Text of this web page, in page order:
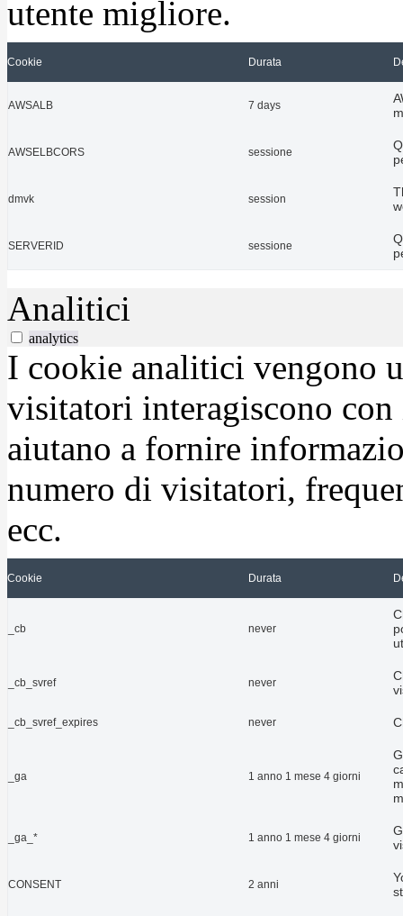
utente migliore.
Cookie Durata
AWSALB 7 days
AWSELBCORS sessione
dmvk session
SERVERID sessione
Analitici
analytics
I cookie analitici vengono
visitatori interagiscono
aiutano a fornire
numero di visitatori,
ecc.
Cookie Durata
_cb never
_cb_svref never
_cb_svref_expires never
_ga 1 anno 1 mese 4 giorni
_ga_* 1 anno 1 mese 4 giorni
CONSENT 2 anni